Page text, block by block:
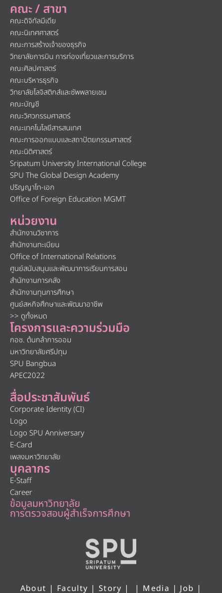
คณะ / สาขา
คณะดิจิทัลมีเดีย
คณะนิเทศศาสตร์
คณะการสร้างเจ้าของธุรกิจ
วิทยาลัยการบิน การท่องเที่ยวและการบริการ
คณะศิลปศาสตร์
คณะบริหารธุรกิจ
วิทยาลัยโลจิสติกส์และซัพพลายเชน
คณะบัญชี
คณะวิศวกรรมศาสตร์
คณะเทคโนโลยีสารสนเทศ
คณะการออกแบบและสถาปัตยกรรมศาสตร์
คณะนิติศาสตร์
Sripatum University International College
SPU The Global Design Academy
ปริญญาโท-เอก
Office of Foreign Education MGMT
หน่วยงาน
สำนักงานวิชาการ
สำนักงานทะเบียน
Office of International Relations
ศูนย์สนับสนุนและพัฒนาการเรียนการสอน
สำนักงานการคลัง
สำนักงานทุนการศึกษา
ศูนย์สหกิจศึกษาและพัฒนาอาชีพ
>> ดูทั้งหมด
โครงการและความร่วมมือ
กอช. ต้นกล้าการออม
มหาวิทยาลัยศรีปทุม
SPU Bangbua
APEC2022
สื่อประชาสัมพันธ์
Corporate Identity (CI)
Logo
Logo SPU Anniversary
E-Card
เพลงมหาวิทยาลัย
บุคลากร
E-Staff
Career
ข้อมูลมหาวิทยาลัย
การตรวจสอบผู้สำเร็จการศึกษา
About | Faculty | Story | | Media | Job |